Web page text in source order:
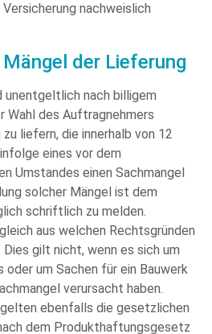
nachweislich
der Lieferung
unentgeltlich nach billigem
Wahl des Auftragnehmers
liefern, die innerhalb von 12
eines vor dem
Umstandes einen Sachmangel
solcher Mängel ist dem
schriftlich zu melden.
aus welchen Rechtsgründen
gilt nicht, wenn es sich um
oder um Sachen für ein Bauwerk
verursacht haben.
ebenfalls die gesetzlichen
dem Produkthaftungsgesetz